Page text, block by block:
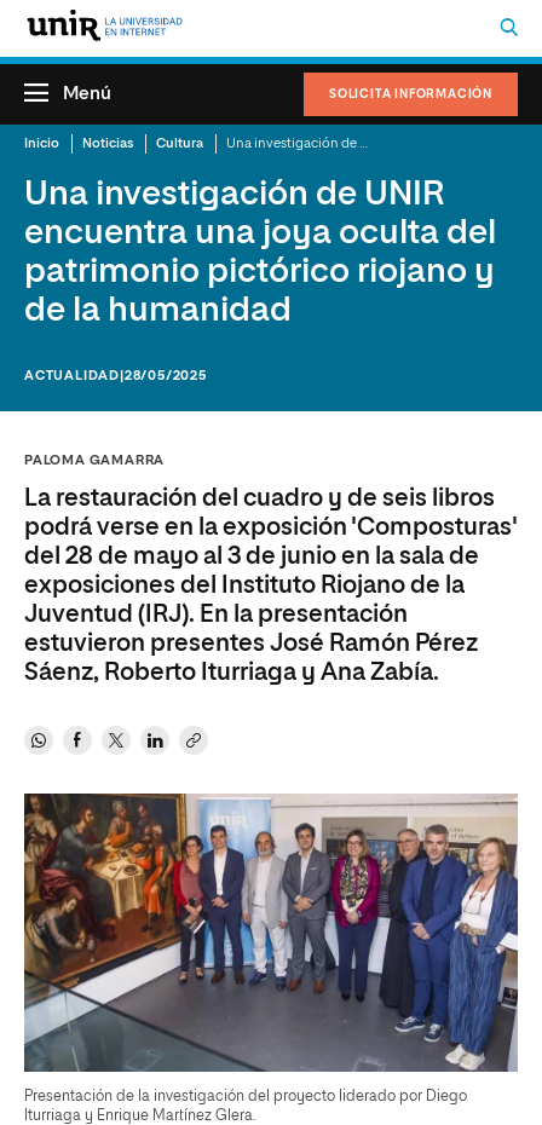
SOLICITA INFORMACIÓN
Menú
Inicio Noticias Cultura
Una investigación de UNIR
encuentra una joya oculta del
patrimonio pictórico riojano y
de la humanidad
ACTUALIDAD |28/05/2025
PALOMA GAMARRA
La restauración del cuadro y de seis libros
podrá verse en la exposición 'Composturas'
del 28 de mayo al 3 de junio en la sala de
exposiciones del Instituto Riojano de la
Juventud (IRJ). En la presentación
estuvieron presentes José Ramón Pérez
Sáenz, Roberto Iturriaga y Ana Zabía.
Presentación de la investigación del proyecto liderado por Diego
Iturriaga y Enrique Martínez Glera.